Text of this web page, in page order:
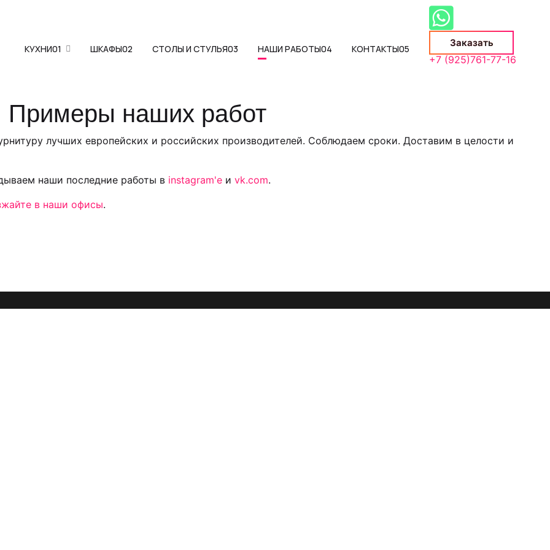
Заказать
+7 (925)761-77-16
КУХНИ01 ШКАФЫ02 СТОЛЫ И СТУЛЬЯ03 НАШИ РАБОТЫ04 КОНТАКТЫ05
Примеры наших работ
лучших европейских и российских производителей. Соблюдаем сроки. Доставим в целости и
наши последние работы в instagram'е и vk.com.
в наши офисы.